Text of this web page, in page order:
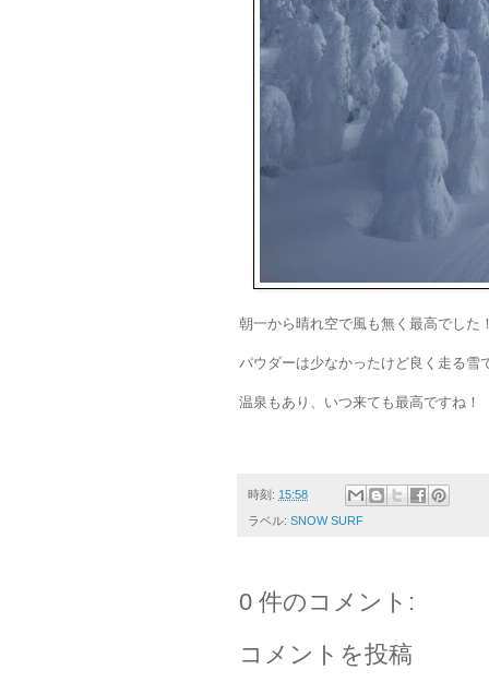
朝一から晴れ空で風も無く最高でした
パウダーは少なかったけど良く走る
温泉もあり、いつ来ても最高ですね！
時刻: 15:58
ラベル: SNOW SURF
0 件のコメント:
コメントを投稿